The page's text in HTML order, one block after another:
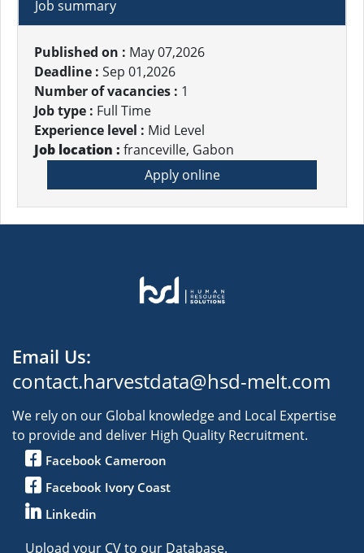
Job summary
Published on : May 07,2026
Deadline : Sep 01,2026
Number of vacancies : 1
Job type : Full Time
Experience level : Mid Level
Job location : franceville, Gabon
Apply online
Email Us:
contact.harvestdata@hsd-melt.com
We rely on our Global knowledge and Local Expertise
to provide and deliver High Quality Recruitment.
Facebook Cameroon
Facebook Ivory Coast
Linkedin
Upload your CV to our Database.